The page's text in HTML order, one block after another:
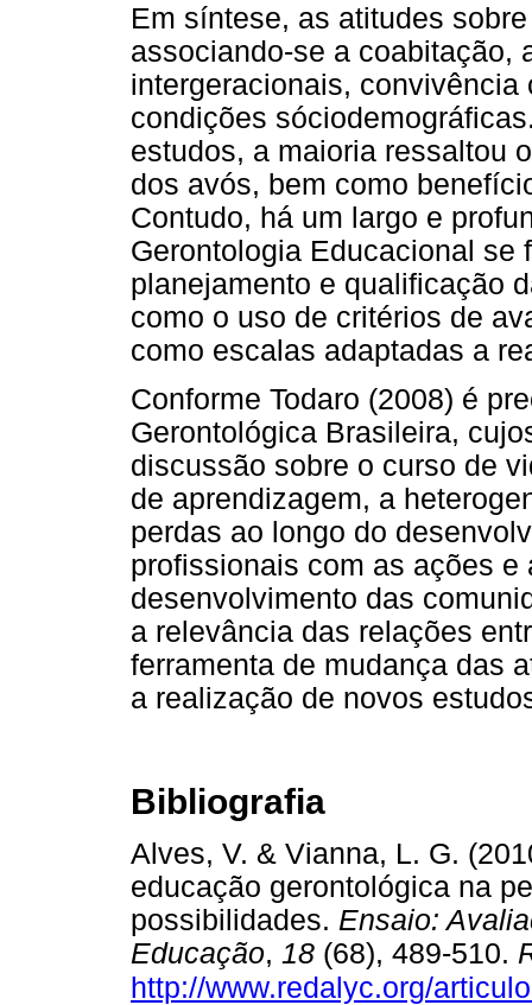
Em síntese, as atitudes
associando-se a coabitação,
intergeracionais,
condições
estudos, a maioria ressaltou
dos avós, bem como
Contudo, há um largo e
Gerontologia Educacional se
planejamento e qualificação
como o uso de critérios de
como escalas adaptadas a
Conforme Todaro (2008) é
Gerontológica Brasileira,
discussão sobre o curso de
de aprendizagem, a
perdas ao longo do
profissionais com as ações
desenvolvimento das
a relevância das relações
ferramenta de mudança das
a realização de novos
Bibliografia
Alves, V. & Vianna, L. G.
educação gerontológica na
possibilidades. Ensaio:
Educação, 18 (68), 489-510.
http://www.redalyc.org/